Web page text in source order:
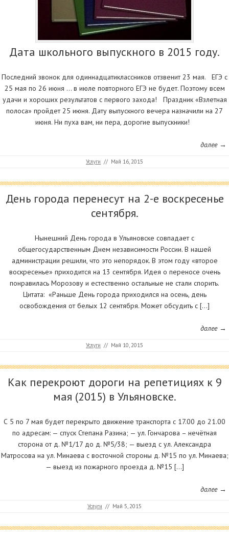
Дата школьного выпускного в 2015 году.
Последний звонок для одиннадцатиклассников отзвенит 23 мая. ЕГЭ с
25 мая по 26 июня … в июле повторного ЕГЭ не будет. Поэтому всем
удачи и хороших результатов с первого захода! Праздник «Взлетная
полоса» пройдет 25 июня. Дату выпускного вечера назначили на 27
июня. Ни пуха вам, ни пера, дорогие выпускники!
далее →
Услуги // Май 16, 2015
День города перенесут на 2-е воскресенье
сентября.
Нынешний День города в Ульяновске совпадает с
общегосударственным Днем независимости России. В нашей
администрации решили, что это непорядок. В этом году «второе
воскресенье» приходится на 13 сентября. Идея о переносе очень
понравилась Морозову и естественно остальные не стали спорить.
Цитата: «Раньше День города приходился на осень, день
освобождения от белых 12 сентября. Может обсудить с […]
далее →
Услуги // Май 10, 2015
Как перекроют дороги на репетициях к 9
мая (2015) в Ульяновске.
С 5 по 7 мая будет перекрыто движение транспорта с 17.00 до 21.00
по адресам: — спуск Степана Разина; — ул. Гончарова – нечётная
сторона от д. №1/17 до д. №5/38; — выезд с ул. Александра
Матросова на ул. Минаева с восточной стороны д. №15 по ул. Минаева;
— выезд из пожарного проезда д. №15 […]
далее →
Услуги // Май 5, 2015